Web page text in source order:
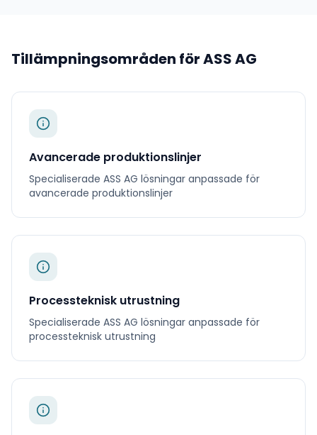
Tillämpningsområden förASS AG
Avancerade produktionslinjer
Specialiserade ASS AG lösningar anpassade för
avancerade produktionslinjer
Processteknisk utrustning
Specialiserade ASS AG lösningar anpassade för
processteknisk utrustning